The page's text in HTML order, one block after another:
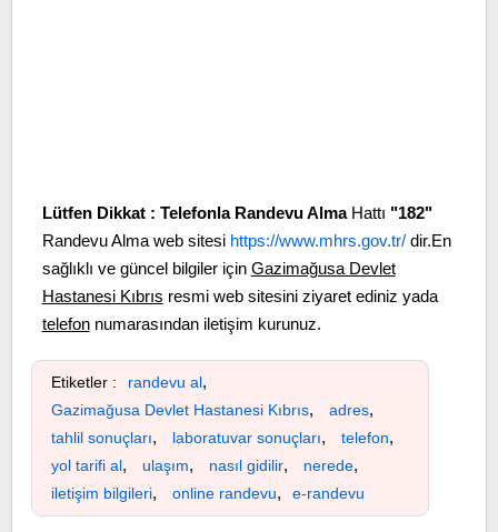
Lütfen Dikkat : Telefonla Randevu AlmaHattı "182"
Randevu Alma web sitesi https://www.mhrs.gov.tr/dir.En
sağlıklı ve güncel bilgiler için Gazimağusa Devlet
Hastanesi Kıbrıs resmi web sitesini ziyaret ediniz yada
telefonnumarasından iletişim kurunuz.
Etiketler : randevu al,
Gazimağusa Devlet Hastanesi Kıbrıs, adres,
tahlil sonuçları, laboratuvar sonuçları, telefon,
yol tarifi al, ulaşım, nasıl gidilir, nerede,
iletişim bilgileri, online randevu, e-randevu